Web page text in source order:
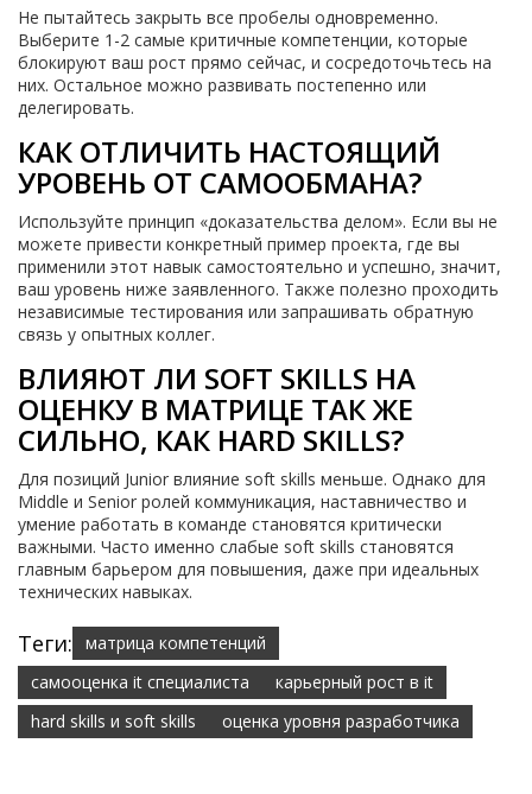
Не пытайтесь закрыть все пробелы одновременно.
Выберите 1-2 самые критичные компетенции, которые
блокируют ваш рост прямо сейчас, и сосредоточьтесь на
них. Остальное можно развивать постепенно или
делегировать.
КАК ОТЛИЧИТЬ НАСТОЯЩИЙ
УРОВЕНЬ ОТ САМООБМАНА?
Используйте принцип «доказательства делом». Если вы не
можете привести конкретный пример проекта, где вы
применили этот навык самостоятельно и успешно, значит,
ваш уровень ниже заявленного. Также полезно проходить
независимые тестирования или запрашивать обратную
связь у опытных коллег.
ВЛИЯЮТ ЛИ SOFT SKILLS НА
ОЦЕНКУ В МАТРИЦЕ ТАК ЖЕ
СИЛЬНО, КАК HARD SKILLS?
Для позиций Junior влияние soft skills меньше. Однако для
Middle и Senior ролей коммуникация, наставничество и
умение работать в команде становятся критически
важными. Часто именно слабые soft skills становятся
главным барьером для повышения, даже при идеальных
технических навыках.
Теги:
матрица компетенций
самооценка it специалиста
карьерный рост в it
hard skills и soft skills
оценка уровня разработчика